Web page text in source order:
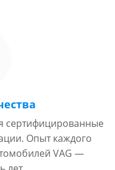
сертифицированные
Опыт каждого
VAG —